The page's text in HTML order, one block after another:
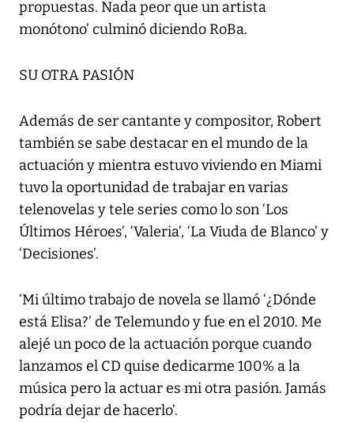
propuestas. Nada peor que un artista
monótono’ culminó diciendo RoBa.
SU OTRA PASIÓN
Además de ser cantante y compositor, Robert
también se sabe destacar en el mundo de la
actuación y mientra estuvo viviendo en Miami
tuvo la oportunidad de trabajar en varias
telenovelas y tele series como lo son ‘Los
Últimos Héroes’, ‘Valeria’, ‘La Viuda de Blanco’ y
‘Decisiones’.
‘Mi último trabajo de novela se llamó ‘¿Dónde
está Elisa?’ de Telemundo y fue en el 2010. Me
alejé un poco de la actuación porque cuando
lanzamos el CD quise dedicarme 100% a la
música pero la actuar es mi otra pasión. Jamás
podría dejar de hacerlo’.